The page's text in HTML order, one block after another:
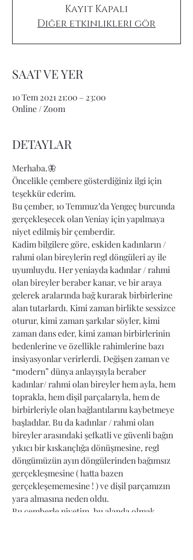
Kayıt Kapalı
Diğer etkinlikleri gör
SAAT VE YER
10 Tem 2021 21:00 – 23:00
Online / Zoom
DETAYLAR
Merhaba.🦋
Öncelikle çembere gösterdiğiniz ilgi için
teşekkür ederim.
Bu çember, 10 Temmuz’da Yengeç burcunda
gerçekleşecek olan Yeniay için yapılmaya
niyet edilmiş bir çemberdir.
Kadim bilgilere göre, eskiden kadınların /
rahmi olan bireylerin regl döngüleri ay ile
uyumluydu. Her yeniayda kadınlar / rahmi
olan bireyler beraber kanar, ve bir araya
gelerek aralarında bağ kurarak birbirlerine
alan tutarlardı. Kimi zaman birlikte sessizce
oturur, kimi zaman şarkılar söyler, kimi
zaman dans eder, kimi zaman birbirlerinin
bedenlerine ve özellikle rahimlerine bazı
insiyasyonlar verirlerdi. Değişen zaman ve
“modern” dünya anlayışıyla beraber
kadınlar/ rahmi olan bireyler hem ayla, hem
toprakla, hem dişil parçalarıyla, hem de
birbirleriyle olan bağlantılarını kaybetmeye
başladılar. Bu da kadınlar / rahmi olan
bireyler arasındaki şefkatli ve güvenli bağın
yıkıcı bir kıskançlığa dönüşmesine, regl
döngümüzün ayın döngülerinden bağımsız
gerçekleşmesine ( hatta bazen
gerçekleşememesine ! ) ve dişil parçamızın
yara almasına neden oldu.
Bu çemberle niyetim, bu alanda olmak